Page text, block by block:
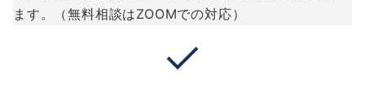
ます。（無料相談はZOOMでの対応）